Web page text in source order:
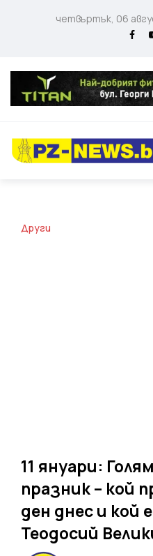
четвъртък, 06
Други
11 януари:
празник – кой
ден днес и кой
Теодосий